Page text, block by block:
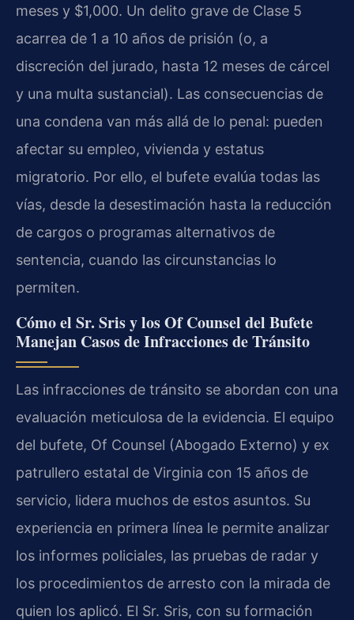
meses y $1,000. Un delito grave de Clase 5
acarrea de 1 a 10 años de prisión (o, a
discreción del jurado, hasta 12 meses de cárcel
y una multa sustancial). Las consecuencias de
una condena van más allá de lo penal: pueden
afectar su empleo, vivienda y estatus
migratorio. Por ello, el bufete evalúa todas las
vías, desde la desestimación hasta la reducción
de cargos o programas alternativos de
sentencia, cuando las circunstancias lo
permiten.
Cómo el Sr. Sris y los Of Counsel del Bufete
Manejan Casos de Infracciones de Tránsito
Las infracciones de tránsito se abordan con una
evaluación meticulosa de la evidencia. El equipo
del bufete, Of Counsel (Abogado Externo) y ex
patrullero estatal de Virginia con 15 años de
servicio, lidera muchos de estos asuntos. Su
experiencia en primera línea le permite analizar
los informes policiales, las pruebas de radar y
los procedimientos de arresto con la mirada de
quien los aplicó. El Sr. Sris, con su formación